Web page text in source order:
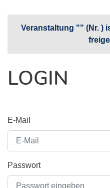
Veranstaltung "" (Nr. )
LOGIN
E-Mail
Passwort